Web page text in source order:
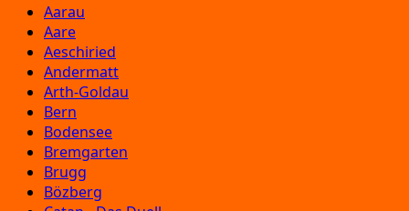
Aarau
Aare
Aeschiried
Andermatt
Arth-Goldau
Bern
Bodensee
Bremgarten
Brugg
Bözberg